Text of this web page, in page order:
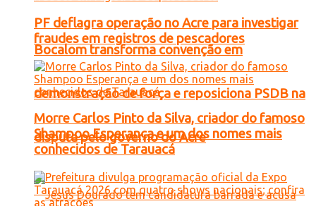
Bocalom transforma convenção em
demonstração de força e reposiciona PSDB na
disputa pelo governo do Acre
PF deflagra operação no Acre para investigar
fraudes em registros de pescadores
Morre Carlos Pinto da Silva, criador do famoso
Shampoo Esperança e um dos nomes mais
conhecidos de Tarauacá